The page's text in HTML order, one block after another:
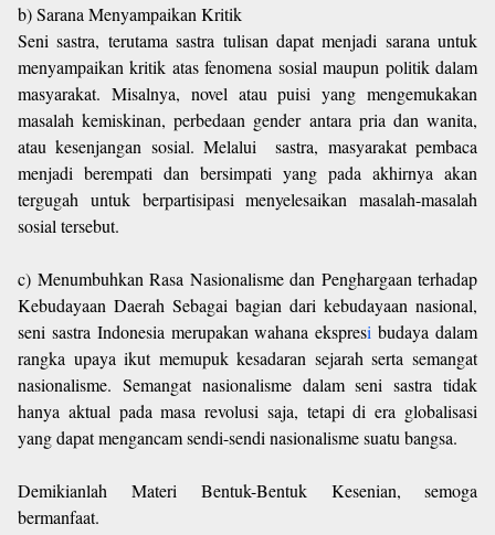
b) Sarana Menyampaikan Kritik
Seni sastra, terutama sastra tulisan dapat menjadi sarana untuk
menyampaikan kritik atas fenomena sosial maupun politik dalam
masyarakat. Misalnya, novel atau puisi yang mengemukakan
masalah kemiskinan, perbedaan gender antara pria dan wanita,
atau kesenjangan sosial. Melalui sastra, masyarakat pembaca
menjadi berempati dan bersimpati yang pada akhirnya akan
tergugah untuk berpartisipasi menyelesaikan masalah-masalah
sosial tersebut.
c) Menumbuhkan Rasa Nasionalisme dan Penghargaan terhadap
Kebudayaan Daerah Sebagai bagian dari kebudayaan nasional,
seni sastra Indonesia merupakan wahana ekspresi budaya dalam
rangka upaya ikut memupuk kesadaran sejarah serta semangat
nasionalisme. Semangat nasionalisme dalam seni sastra tidak
hanya aktual pada masa revolusi saja, tetapi di era globalisasi
yang dapat mengancam sendi-sendi nasionalisme suatu bangsa.
Demikianlah Materi Bentuk-Bentuk Kesenian, semoga
bermanfaat.